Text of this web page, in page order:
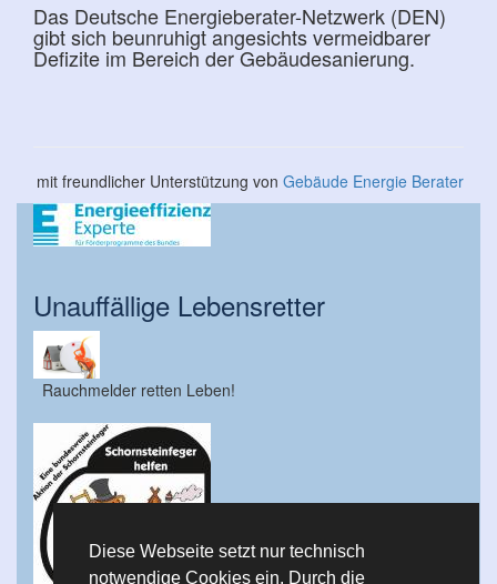
Diese Webseite setzt nur technisch
notwendige Cookies ein. Durch die
Das Deutsche Energieberater-Netzwerk (DEN)
gibt sich beunruhigt angesichts vermeidbarer
Defizite im Bereich der Gebäudesanierung.
mit freundlicher Unterstützung von Gebäude Energie Berater
Unauffällige Lebensretter
Rauchmelder retten Leben!